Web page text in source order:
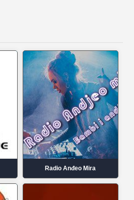
Radio Anđeo Mira